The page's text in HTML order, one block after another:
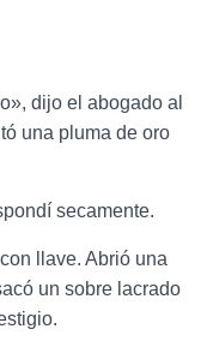
dijo el abogado al
una pluma de oro
secamente.
llave. Abrió una
un sobre lacrado